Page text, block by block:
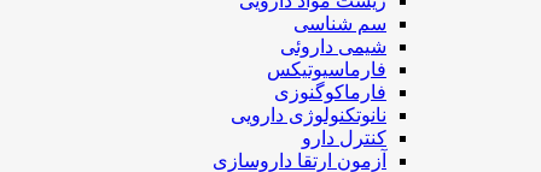
سم شناسی
شيمی داروئی
فارماسيوتيكس
فارماكوگنوزی
نانوتکنولوژی دارویی
كنترل دارو
آزمون ارتقا داروسازی